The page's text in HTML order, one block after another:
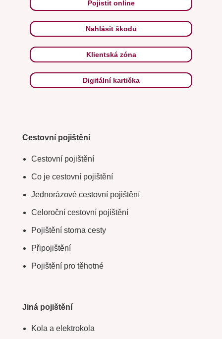
Pojistit online
Nahlásit škodu
Klientská zóna
Digitální kartička
Cestovní pojištění
Cestovní pojištění
Co je cestovní pojištění
Jednorázové cestovní pojištění
Celoroční cestovní pojištění
Pojištění storna cesty
Připojištění
Pojištění pro těhotné
Jiná pojištění
Kola a elektrokola